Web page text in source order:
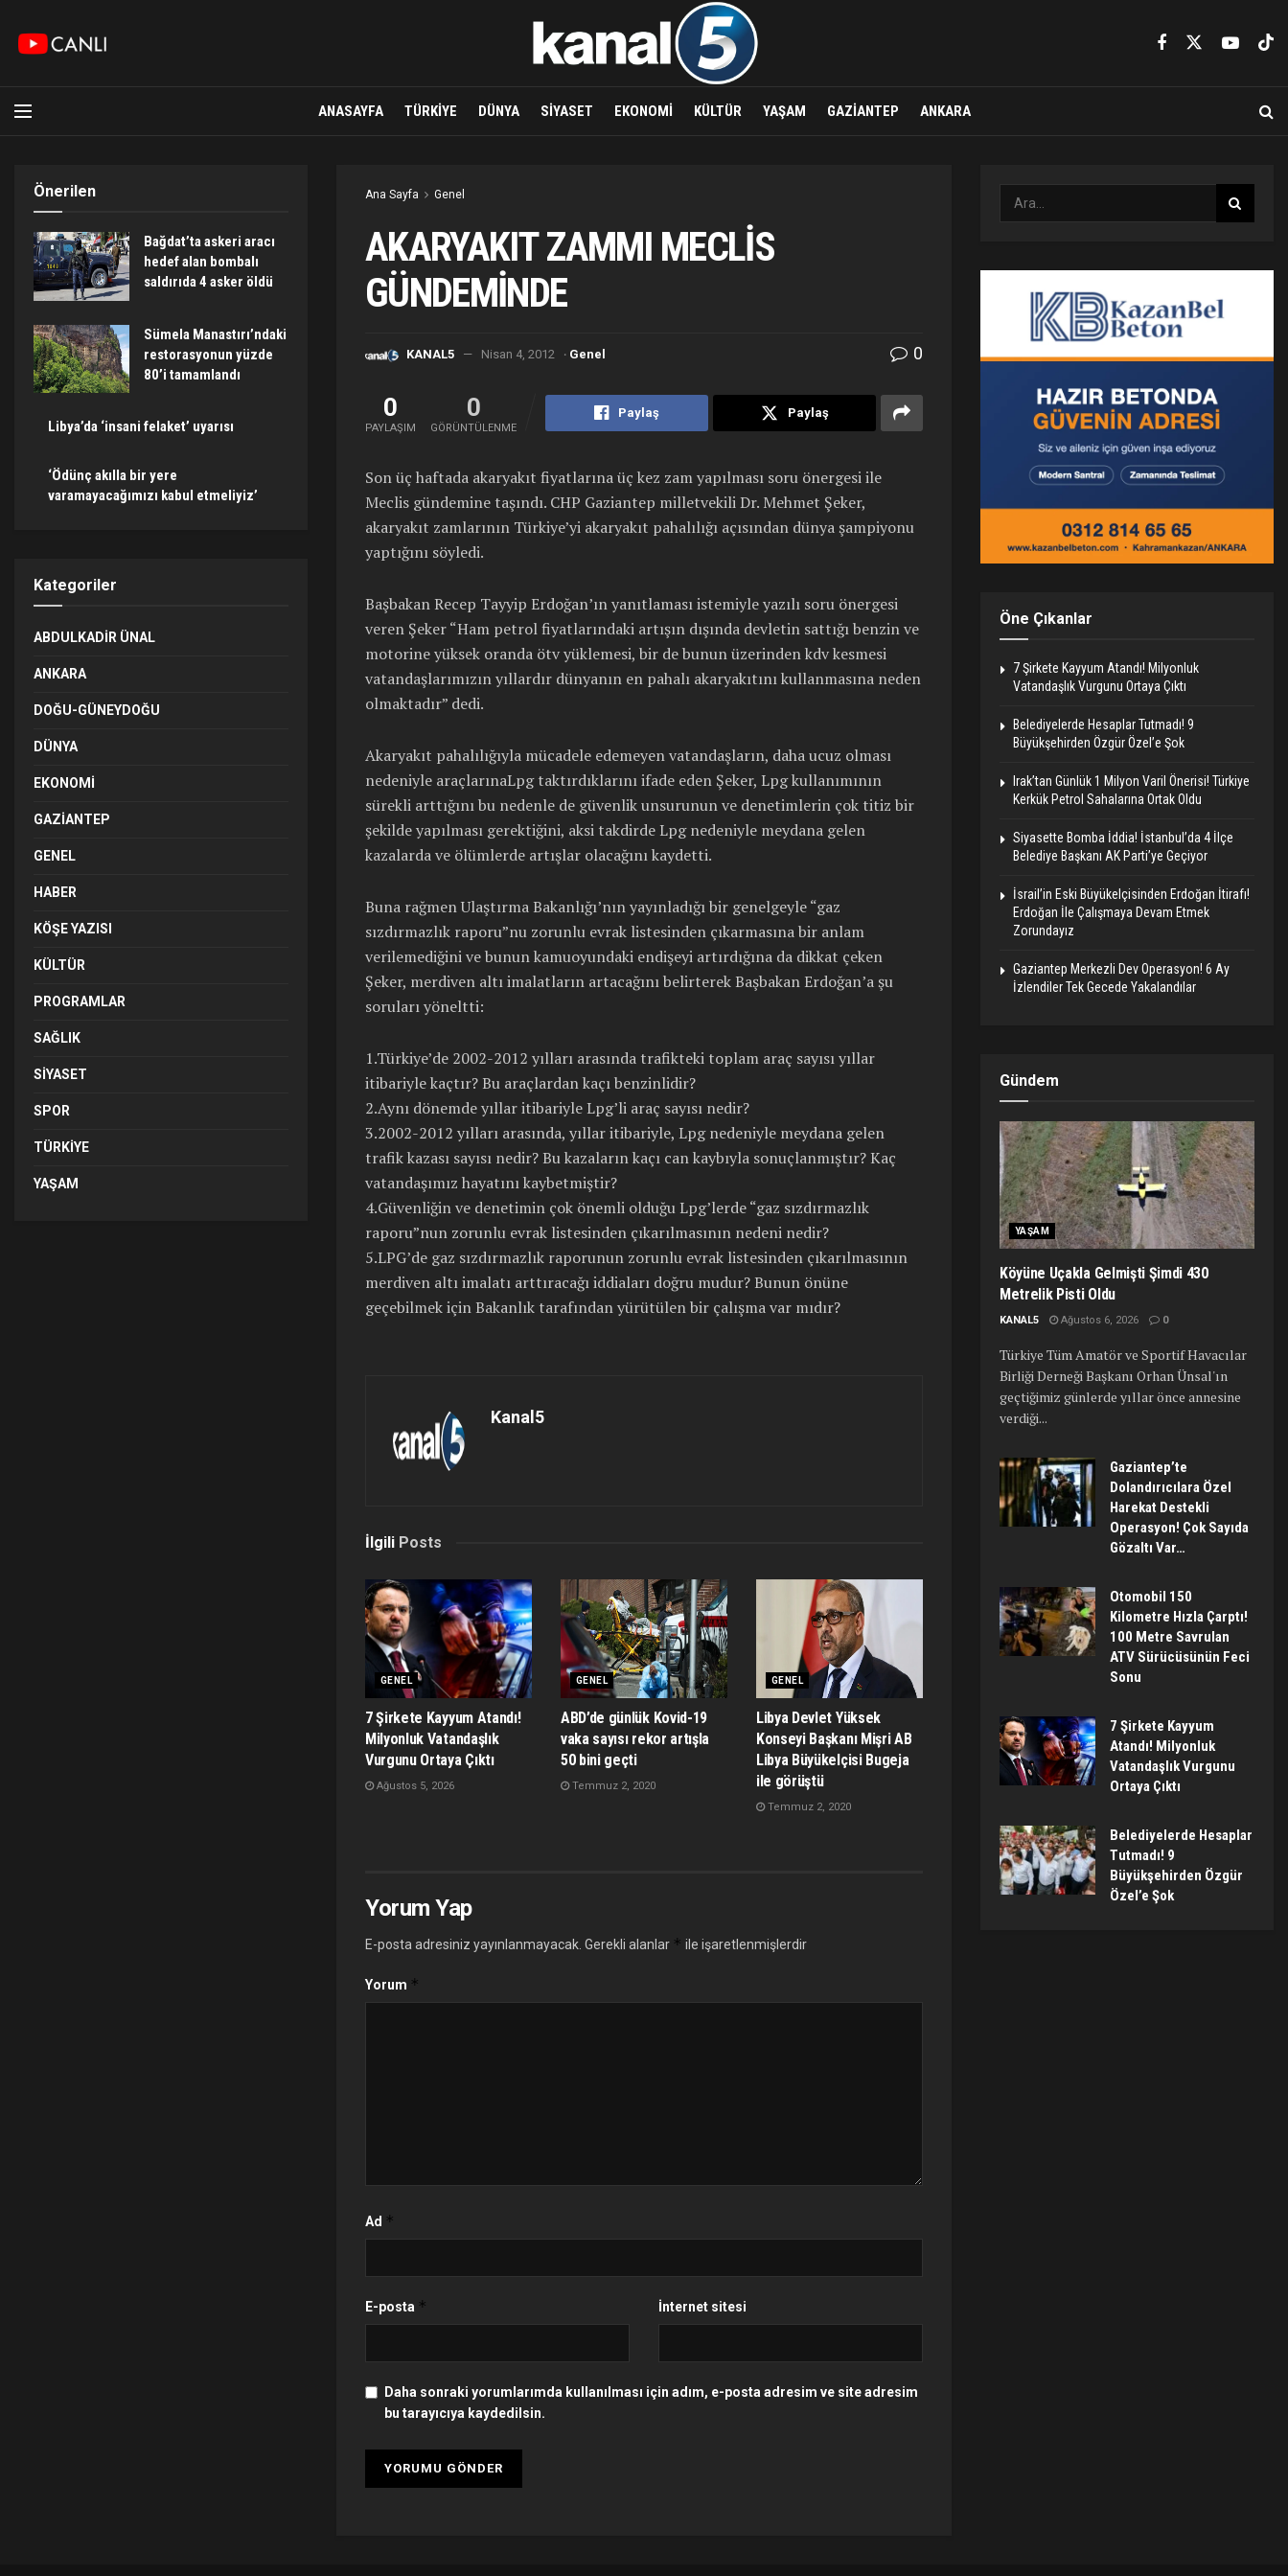
ANASAYFA TÜRKIYE DÜNYA SIYASET EKONOMI KÜLTÜR YAŞAM GAZIANTEP ANKARA
Ana Sayfa Genel
AKARYAKIT ZAMMI MECLİS
GÜNDEMİNDE
KANAL5 Nisan 4, 2012 · Genel 0
0
PAYLAŞIM
0
GÖRÜNTÜLENME
Paylaş Paylaş
Son üç haftada akaryakıt fiyatlarına üç kez zam yapılması soru önergesi ile
Meclis gündemine taşındı. CHP Gaziantep milletvekili Dr. Mehmet Şeker,
akaryakıt zamlarının Türkiye’yi akaryakıt pahalılığı açısından dünya şampiyonu
yaptığını söyledi.
Başbakan Recep Tayyip Erdoğan’ın yanıtlaması istemiyle yazılı soru önergesi
veren Şeker “Ham petrol fiyatlarındaki artışın dışında devletin sattığı benzin ve
motorine yüksek oranda ötv yüklemesi, bir de bunun üzerinden kdv kesmesi
vatandaşlarımızın yıllardır dünyanın en pahalı akaryakıtını kullanmasına neden
olmaktadır” dedi.
Akaryakıt pahalılığıyla mücadele edemeyen vatandaşların, daha ucuz olması
nedeniyle araçlarınaLpg taktırdıklarını ifade eden Şeker, Lpg kullanımının
sürekli arttığını bu nedenle de güvenlik unsurunun ve denetimlerin çok titiz bir
şekilde yapılması gerektiğini, aksi takdirde Lpg nedeniyle meydana gelen
kazalarda ve ölümlerde artışlar olacağını kaydetti.
Buna rağmen Ulaştırma Bakanlığı’nın yayınladığı bir genelgeyle “gaz
sızdırmazlık raporu”nu zorunlu evrak listesinden çıkarmasına bir anlam
verilemediğini ve bunun kamuoyundaki endişeyi artırdığına da dikkat çeken
Şeker, merdiven altı imalatların artacağını belirterek Başbakan Erdoğan’a şu
soruları yöneltti:
1.Türkiye’de 2002-2012 yılları arasında trafikteki toplam araç sayısı yıllar
itibariyle kaçtır? Bu araçlardan kaçı benzinlidir?
2.Aynı dönemde yıllar itibariyle Lpg’li araç sayısı nedir?
3.2002-2012 yılları arasında, yıllar itibariyle, Lpg nedeniyle meydana gelen
trafik kazası sayısı nedir? Bu kazaların kaçı can kaybıyla sonuçlanmıştır? Kaç
vatandaşımız hayatını kaybetmiştir?
4.Güvenliğin ve denetimin çok önemli olduğu Lpg’lerde “gaz sızdırmazlık
raporu”nun zorunlu evrak listesinden çıkarılmasının nedeni nedir?
5.LPG’de gaz sızdırmazlık raporunun zorunlu evrak listesinden çıkarılmasının
merdiven altı imalatı arttıracağı iddiaları doğru mudur? Bunun önüne
geçebilmek için Bakanlık tarafından yürütülen bir çalışma var mıdır?
Kanal5
İlgili Posts
GENEL
7 Şirkete Kayyum Atandı!
Milyonluk Vatandaşlık
Vurgunu Ortaya Çıktı
Ağustos 5, 2026
GENEL
ABD’de günlük Kovid-19
vaka sayısı rekor artışla
50 bini geçti
Temmuz 2, 2020
GENEL
Libya Devlet Yüksek
Konseyi Başkanı Mişri AB
Libya Büyükelçisi Bugeja
ile görüştü
Temmuz 2, 2020
Yorum Yap
E-posta adresiniz yayınlanmayacak. Gerekli alanlar * ile işaretlenmişlerdir
Yorum *
Ad *
E-posta * İnternet sitesi
Daha sonraki yorumlarımda kullanılması için adım, e-posta adresim ve site adresim
bu tarayıcıya kaydedilsin.
Önerilen
Bağdat’ta askeri aracı
hedef alan bombalı
saldırıda 4 asker öldü
Sümela Manastırı’ndaki
restorasyonun yüzde
80’i tamamlandı
Libya’da ‘insani felaket’ uyarısı
‘Ödünç akılla bir yere
varamayacağımızı kabul etmeliyiz’
Kategoriler
ABDULKADIR ÜNAL
ANKARA
DOĞU-GÜNEYDOĞU
DÜNYA
EKONOMI
GAZIANTEP
GENEL
HABER
KÖŞE YAZISI
KÜLTÜR
PROGRAMLAR
SAĞLIK
SIYASET
SPOR
TÜRKIYE
YAŞAM
Öne Çıkanlar
7 Şirkete Kayyum Atandı! Milyonluk
Vatandaşlık Vurgunu Ortaya Çıktı
Belediyelerde Hesaplar Tutmadı! 9
Büyükşehirden Özgür Özel’e Şok
Irak’tan Günlük 1 Milyon Varil Önerisi! Türkiye
Kerkük Petrol Sahalarına Ortak Oldu
Siyasette Bomba İddia! İstanbul’da 4 İlçe
Belediye Başkanı AK Parti’ye Geçiyor
İsrail’in Eski Büyükelçisinden Erdoğan İtirafı!
Erdoğan İle Çalışmaya Devam Etmek
Zorundayız
Gaziantep Merkezli Dev Operasyon! 6 Ay
İzlendiler Tek Gecede Yakalandılar
Gündem
YAŞAM
Köyüne Uçakla Gelmişti Şimdi 430
Metrelik Pisti Oldu
KANAL5 Ağustos 6, 2026 0
Türkiye Tüm Amatör ve Sportif Havacılar
Birliği Derneği Başkanı Orhan Ünsal'ın
geçtiğimiz günlerde yıllar önce annesine
verdiği...
Gaziantep’te
Dolandırıcılara Özel
Harekat Destekli
Operasyon! Çok Sayıda
Gözaltı Var…
Otomobil 150
Kilometre Hızla Çarptı!
100 Metre Savrulan
ATV Sürücüsünün Feci
Sonu
7 Şirkete Kayyum
Atandı! Milyonluk
Vatandaşlık Vurgunu
Ortaya Çıktı
Belediyelerde Hesaplar
Tutmadı! 9
Büyükşehirden Özgür
Özel’e Şok